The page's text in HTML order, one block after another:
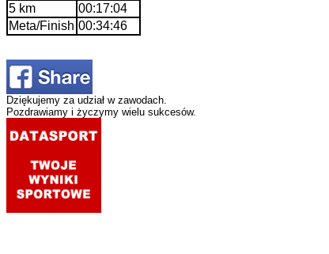
5 km
00:17:04
Meta/Finish 00:34:46
Dziękujemy za udział w zawodach.
Pozdrawiamy i życzymy wielu sukcesów.